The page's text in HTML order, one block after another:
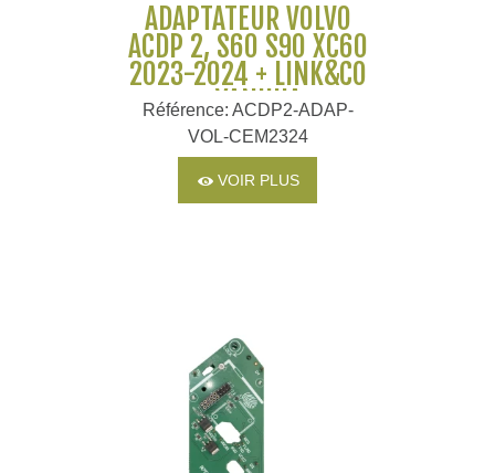
ADAPTATEUR VOLVO
ACDP 2, S60 S90 XC60
2023-2024 + LINK&CO
- YANHUA
Référence: ACDP2-ADAP-
VOL-CEM2324
VOIR PLUS